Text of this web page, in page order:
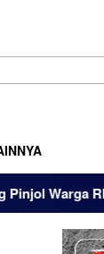
RI Tembus